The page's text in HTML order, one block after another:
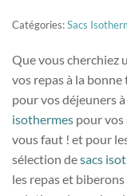
Catégories:Sacs
Que vous cherchiez
vos repas à la
pour vos déjeuners
isothermes pour vos
vous faut ! et pour
sélection desacs
les repas et